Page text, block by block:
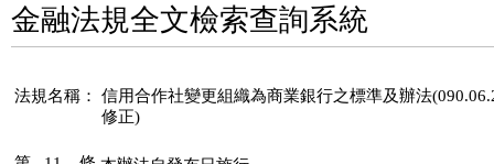
金融法規全文檢索查詢系統
法規名稱：
信用合作社變更組織為商業銀行之標準及辦法
修正)